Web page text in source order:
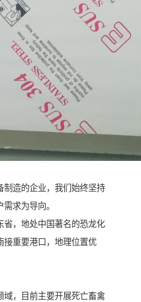
制造的企业，我们始终坚持
求为导向。
省，地处中国著名的恐龙化
接重要港口，地理位置优
域，目前主要开展死亡畜禽